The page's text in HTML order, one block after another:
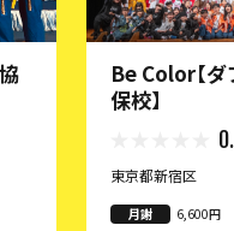
Be Color【
保校】
東京都新宿区
月謝
6,600円